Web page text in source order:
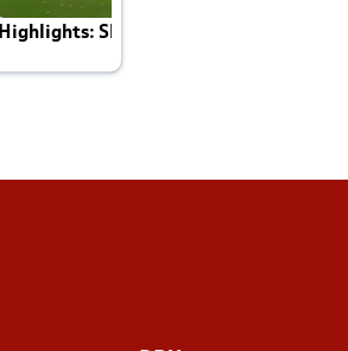
Highlights: Skotland - Danmark 4-2